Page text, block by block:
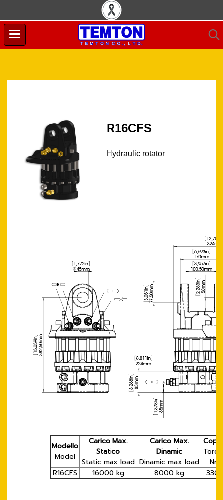
R16CFS
Hydraulic rotator
Modello
Model
Carico Max.
Statico
Static max load
Carico Max.
Dinamic
Dinamic max load
Nm
R16CFS
16000 kg 8000 kg